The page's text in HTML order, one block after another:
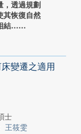
，透過規劃
其恢復自然
結...
變遷之適用
士
王筱雯